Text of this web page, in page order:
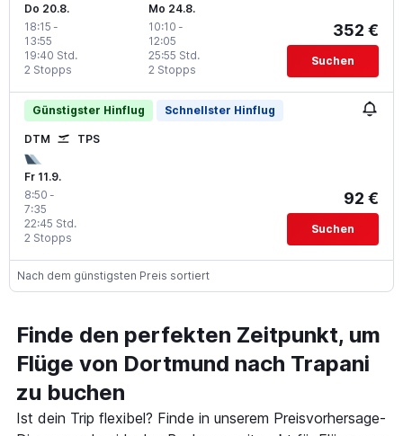
Do 20.8.
18:15 -
13:55
2 Stopps
19:40 Std.
Mo 24.8.
10:10 -
12:05
2 Stopps
25:55 Std.
352 €
Suchen
Günstigster Hinflug Schnellster Hinflug
DTM TPS
Fr 11.9.
8:50 -
7:35
2 Stopps
22:45 Std.
92 €
Suchen
Nach dem günstigsten Preis sortiert
Finde den perfekten Zeitpunkt, um
Flüge von Dortmund nach Trapani
zu buchen
Ist dein Trip flexibel? Finde in unserem Preisvorhersage-